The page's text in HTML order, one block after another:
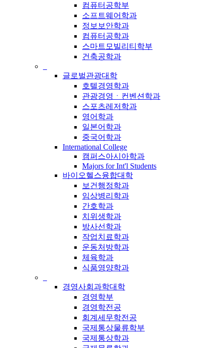
컴퓨터공학부
소프트웨어학과
정보보안학과
컴퓨터공학과
스마트모빌리티학부
건축공학과
글로벌관광대학
호텔경영학과
관광경영ㆍ컨벤션학과
스포츠레저학과
영어학과
일본어학과
중국어학과
International College
캠퍼스아시아학과
Majors for Int'l Students
바이오헬스융합대학
보건행정학과
임상병리학과
간호학과
치위생학과
방사선학과
작업치료학과
운동처방학과
체육학과
식품영양학과
경영사회과학대학
경영학부
경영학전공
회계세무학전공
국제통상물류학부
국제통상학과